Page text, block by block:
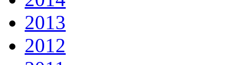
2013
2012